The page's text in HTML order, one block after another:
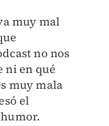
muy mal
no nos
ni en qué
muy mala
el